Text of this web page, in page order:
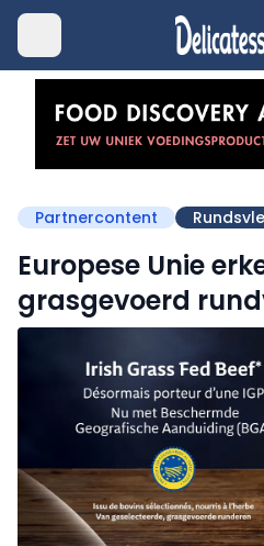
Partnercontent
Europese Unie
grasgevoerd